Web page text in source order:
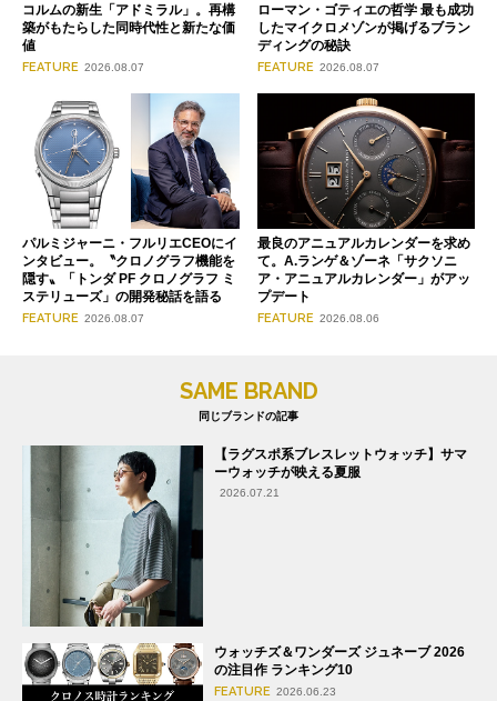
コルムの新生「アドミラル」。再構
築がもたらした同時代性と新たな価
値
FEATURE 2026.08.07
ローマン・ゴティエの哲学 最も成功
したマイクロメゾンが掲げるブラン
ディングの秘訣
FEATURE 2026.08.07
パルミジャーニ・フルリエCEOにイ
ンタビュー。〝クロノグラフ機能を
隠す〟「トンダ PF クロノグラフ ミ
ステリューズ」の開発秘話を語る
FEATURE 2026.08.07
最良のアニュアルカレンダーを求め
て。A.ランゲ＆ゾーネ「サクソニ
ア・アニュアルカレンダー」がアッ
プデート
FEATURE 2026.08.06
SAME BRAND
同じブランドの記事
【ラグスポ系ブレスレットウォッチ】サマ
ーウォッチが映える夏服
2026.07.21
ウォッチズ＆ワンダーズ ジュネーブ 2026
の注目作 ランキング10
FEATURE 2026.06.23